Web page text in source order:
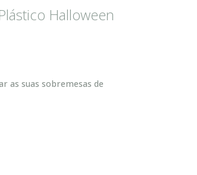
Halloween
as suas sobremesas de